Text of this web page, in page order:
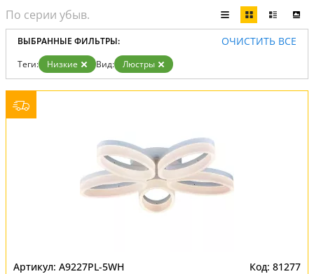
ВЫБРАННЫЕ ФИЛЬТРЫ: ОЧИСТИТЬ ВСЕ
Теги: Низкие Вид: Люстры
A9227PL-5WH 81277